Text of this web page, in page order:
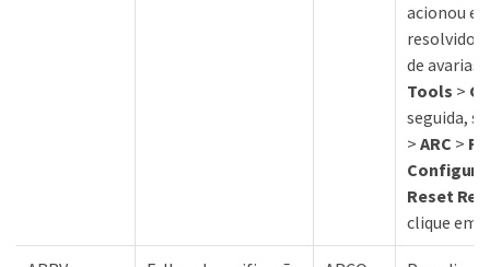
acionou
resolvido,
de
Tools >
seguida,
> ARC >
Reset
clique em